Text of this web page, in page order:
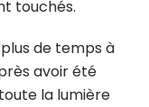
touchés.
de temps à
avoir été
la lumière